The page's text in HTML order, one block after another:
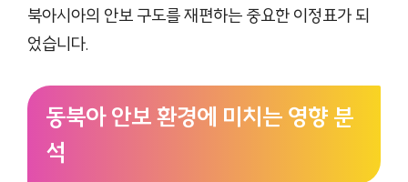
북아시아의 안보 구도를 재편하는 중요한 이정표가 되
었습니다.
동북아 안보 환경에 미치는 영향 분
석